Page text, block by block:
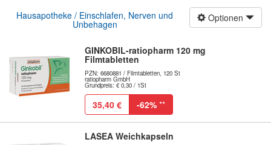
Optionen
Hausapotheke / Einschlafen, Nerven und
Unbehagen
GINKOBIL-ratiopharm 120 mg
Filmtabletten
PZN: 6680881 / Filmtabletten, 120 St
ratiopharm GmbH
Grundpreis: € 0,30 / 1St
35,40 € -62% **
LASEA Weichkapseln